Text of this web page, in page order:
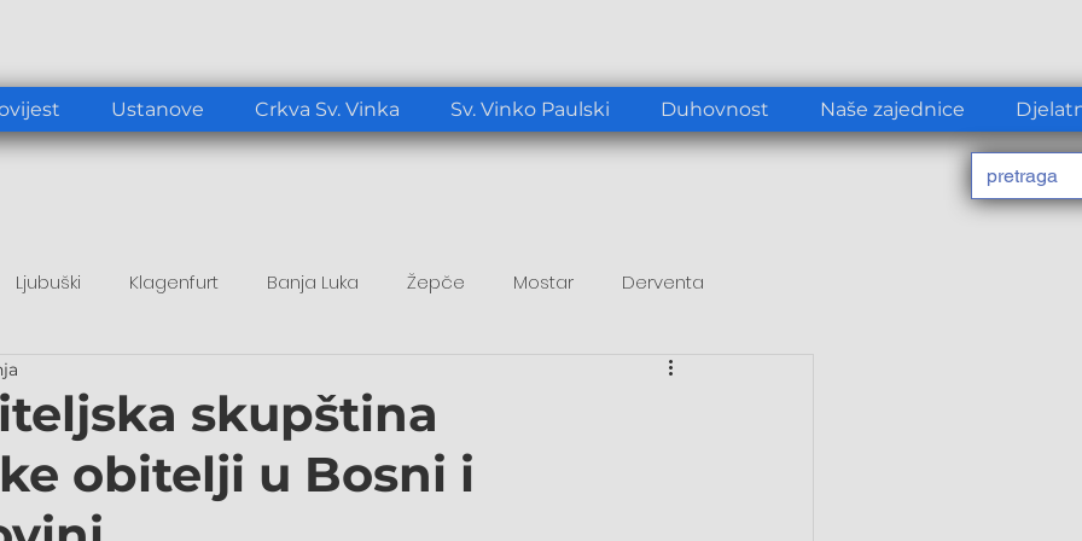
Ustanove Crkva Sv. Vinka Sv. Vinko Paulski Duhovnost Naše zajednice
Ljubuški Klagenfurt Banja Luka Žepče Mostar Derventa
skupština
obitelji u Bosni i